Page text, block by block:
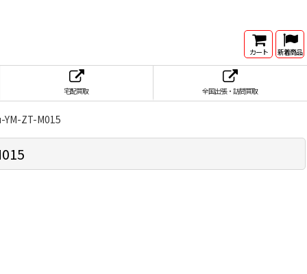
カート 新着商品
宅配買取 全国出張・訪問買取
YM-ZT-M015